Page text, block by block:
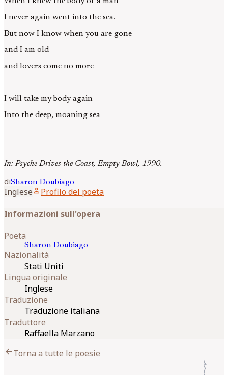
I never again went into the sea.
But now I know when you are gone
and I am old
and lovers come no more
I will take my body again
Into the deep, moaning sea
In: Psyche Drives the Coast, Empty Bowl, 1990.
diSharon Doubiago
Ingleseperson Profilo del poeta
Informazioni sull'opera
Poeta
Sharon Doubiago
Nazionalità
Stati Uniti
Lingua originale
Inglese
Traduzione
Traduzione italiana
Traduttore
Raffaella Marzano
arrow_backTorna a tutte le poesie